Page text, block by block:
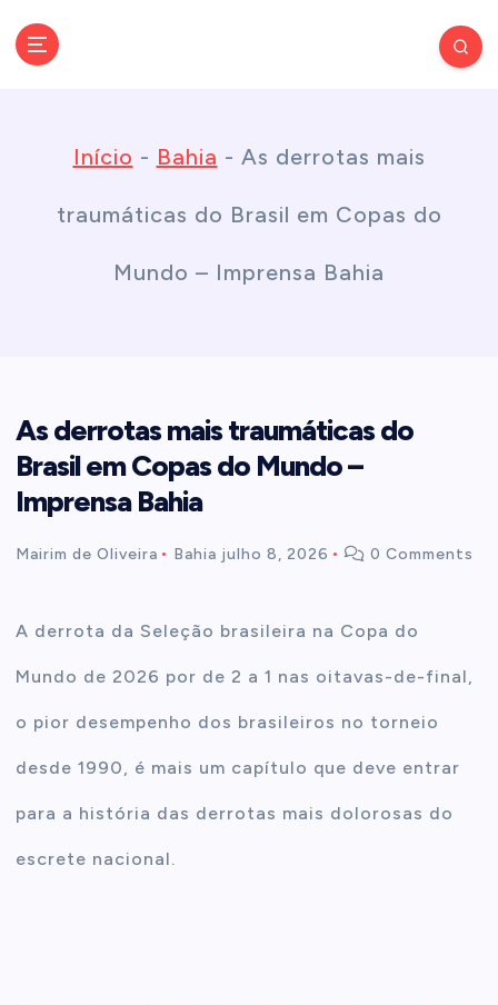
Início - Bahia - As derrotas mais
traumáticas do Brasil em Copas do
Mundo – Imprensa Bahia
As derrotas mais traumáticas do
Brasil em Copas do Mundo –
Imprensa Bahia
Mairim de Oliveira Bahia julho 8, 2026 0 Comments
A derrota da Seleção brasileira na Copa do
Mundo de 2026 por de 2 a 1 nas oitavas-de-final,
o pior desempenho dos brasileiros no torneio
desde 1990, é mais um capítulo que deve entrar
para a história das derrotas mais dolorosas do
escrete nacional.